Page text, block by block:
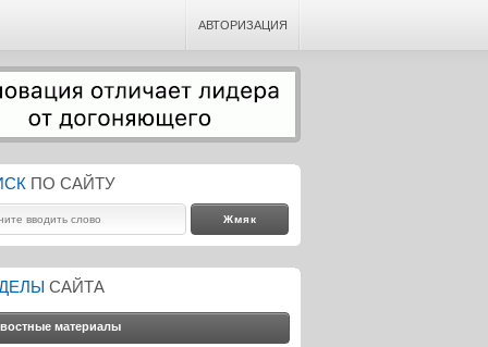
АВТОРИЗАЦИЯ
ПО САЙТУ
САЙТА
материалы